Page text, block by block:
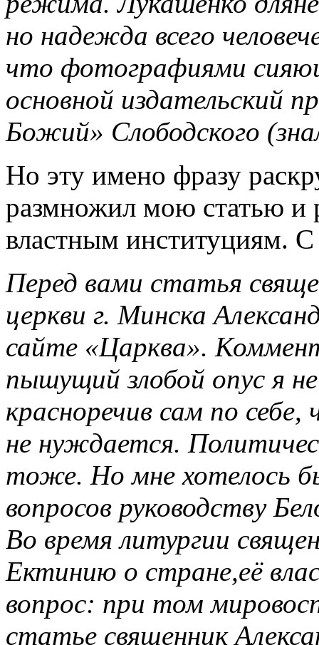
но надежда всего
что фотографиями
основной издательский
Божий» Слободского
Но эту имено фразу
размножил мою статью и
властным институциям.
Перед вами статья
церкви г. Минска
сайте «Царква».
пышущий злобой опус я
красноречив сам по
не нуждается.
тоже. Но мне хотелось
вопросов руководству
Во время литургии
Ектинию о стране,её
вопрос: при том
статье священник